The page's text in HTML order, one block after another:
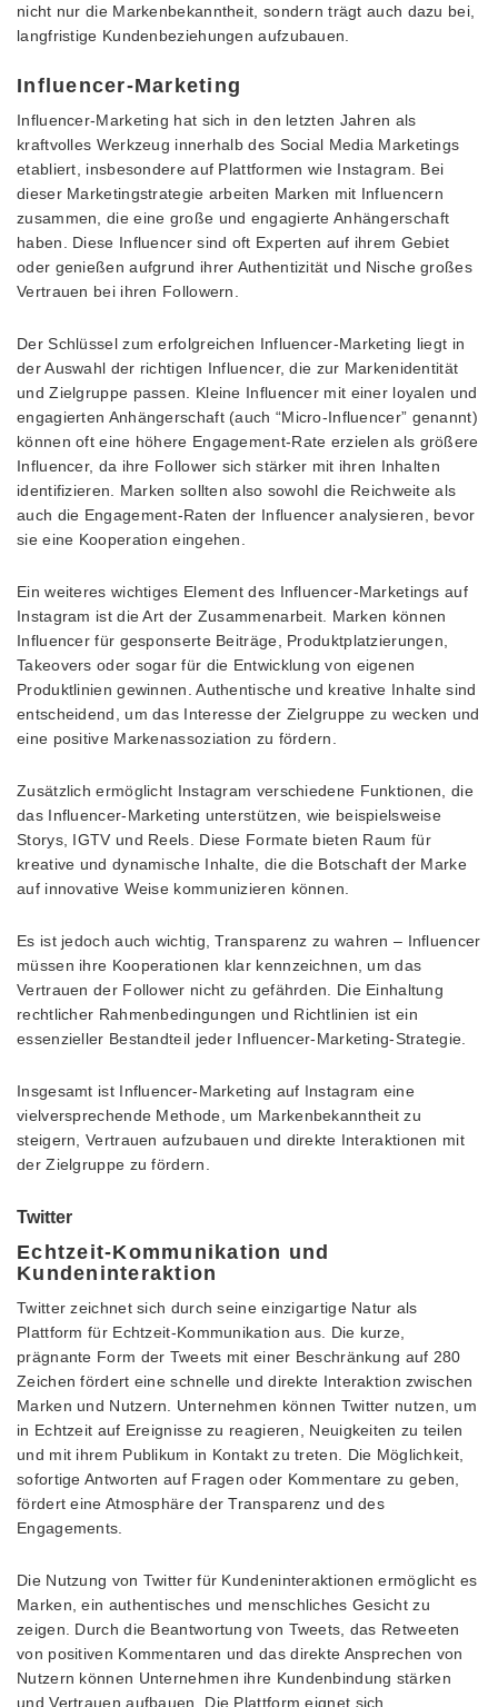
nicht nur die Markenbekanntheit, sondern trägt auch dazu bei,
langfristige Kundenbeziehungen aufzubauen.
Influencer-Marketing
Influencer-Marketing hat sich in den letzten Jahren als
kraftvolles Werkzeug innerhalb des Social Media Marketings
etabliert, insbesondere auf Plattformen wie Instagram. Bei
dieser Marketingstrategie arbeiten Marken mit Influencern
zusammen, die eine große und engagierte Anhängerschaft
haben. Diese Influencer sind oft Experten auf ihrem Gebiet
oder genießen aufgrund ihrer Authentizität und Nische großes
Vertrauen bei ihren Followern.
Der Schlüssel zum erfolgreichen Influencer-Marketing liegt in
der Auswahl der richtigen Influencer, die zur Markenidentität
und Zielgruppe passen. Kleine Influencer mit einer loyalen und
engagierten Anhängerschaft (auch “Micro-Influencer” genannt)
können oft eine höhere Engagement-Rate erzielen als größere
Influencer, da ihre Follower sich stärker mit ihren Inhalten
identifizieren. Marken sollten also sowohl die Reichweite als
auch die Engagement-Raten der Influencer analysieren, bevor
sie eine Kooperation eingehen.
Ein weiteres wichtiges Element des Influencer-Marketings auf
Instagram ist die Art der Zusammenarbeit. Marken können
Influencer für gesponserte Beiträge, Produktplatzierungen,
Takeovers oder sogar für die Entwicklung von eigenen
Produktlinien gewinnen. Authentische und kreative Inhalte sind
entscheidend, um das Interesse der Zielgruppe zu wecken und
eine positive Markenassoziation zu fördern.
Zusätzlich ermöglicht Instagram verschiedene Funktionen, die
das Influencer-Marketing unterstützen, wie beispielsweise
Storys, IGTV und Reels. Diese Formate bieten Raum für
kreative und dynamische Inhalte, die die Botschaft der Marke
auf innovative Weise kommunizieren können.
Es ist jedoch auch wichtig, Transparenz zu wahren – Influencer
müssen ihre Kooperationen klar kennzeichnen, um das
Vertrauen der Follower nicht zu gefährden. Die Einhaltung
rechtlicher Rahmenbedingungen und Richtlinien ist ein
essenzieller Bestandteil jeder Influencer-Marketing-Strategie.
Insgesamt ist Influencer-Marketing auf Instagram eine
vielversprechende Methode, um Markenbekanntheit zu
steigern, Vertrauen aufzubauen und direkte Interaktionen mit
der Zielgruppe zu fördern.
Twitter
Echtzeit-Kommunikation und
Kundeninteraktion
Twitter zeichnet sich durch seine einzigartige Natur als
Plattform für Echtzeit-Kommunikation aus. Die kurze,
prägnante Form der Tweets mit einer Beschränkung auf 280
Zeichen fördert eine schnelle und direkte Interaktion zwischen
Marken und Nutzern. Unternehmen können Twitter nutzen, um
in Echtzeit auf Ereignisse zu reagieren, Neuigkeiten zu teilen
und mit ihrem Publikum in Kontakt zu treten. Die Möglichkeit,
sofortige Antworten auf Fragen oder Kommentare zu geben,
fördert eine Atmosphäre der Transparenz und des
Engagements.
Die Nutzung von Twitter für Kundeninteraktionen ermöglicht es
Marken, ein authentisches und menschliches Gesicht zu
zeigen. Durch die Beantwortung von Tweets, das Retweeten
von positiven Kommentaren und das direkte Ansprechen von
Nutzern können Unternehmen ihre Kundenbindung stärken
und Vertrauen aufbauen. Die Plattform eignet sich